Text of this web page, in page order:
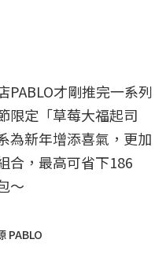
PABLO才剛推完一系列
限定「草莓大福起司
為新年增添喜氣，更加
合，最高可省下186
～
PABLO